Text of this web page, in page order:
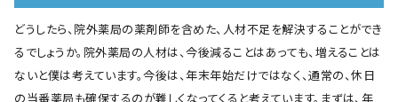
どうしたら、院外薬局の薬剤師を含めた、人材不足を解決することができ
るでしょうか。院外薬局の人材は、今後減ることはあっても、増えることは
ないと僕は考えています。今後は、年末年始だけではなく、通常の、休日
の当番薬局も確保するのが難しくなってくると考えています。まずは、年